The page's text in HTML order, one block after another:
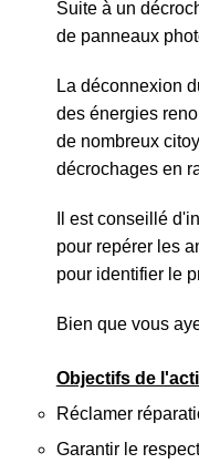
Suite à un
de panneaux
La déconnexion
des énergies
de nombreux
décrochages en
Il est conseillé
pour repérer les
pour identifier le
Bien que vous
Objectifs de
Réclamer
Garantir le